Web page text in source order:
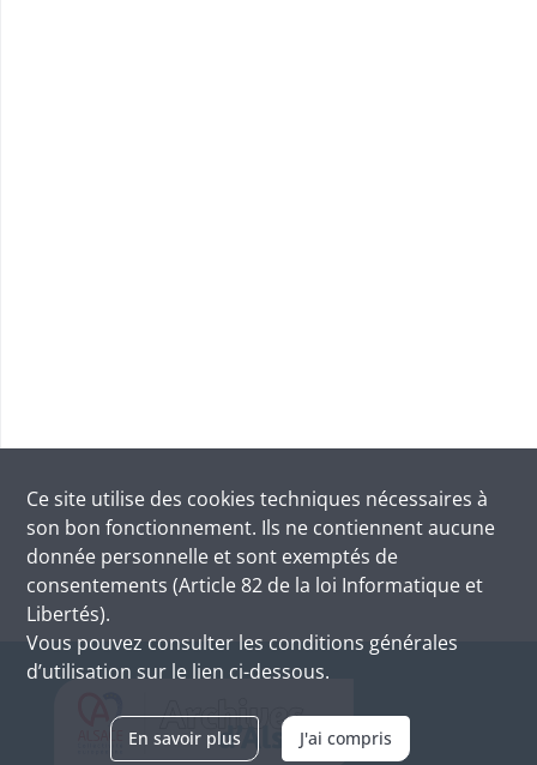
Ce site utilise des cookies techniques nécessaires à
son bon fonctionnement. Ils ne contiennent aucune
donnée personnelle et sont exemptés de
consentements (Article 82 de la loi Informatique et
Libertés).
Vous pouvez consulter les conditions générales
d’utilisation sur le lien ci-dessous.
En savoir plus J'ai compris